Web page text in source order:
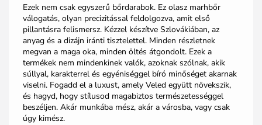
Ezek nem csak egyszerű bőrdarabok. Ez olasz marhbőr
válogatás, olyan precizitással feldolgozva, amit első
pillantásra felismersz. Kézzel készítve Szlovákiában, az
anyag és a dizájn iránti tisztelettel. Minden részletnek
megvan a maga oka, minden öltés átgondolt. Ezek a
termékek nem mindenkinek valók, azoknak szólnak, akik
súllyal, karakterrel és egyéniséggel bíró minőséget akarnak
viselni. Fogadd el a luxust, amely Veled együtt növekszik,
és hagyd, hogy stílusod magabiztos természetességgel
beszéljen. Akár munkába mész, akár a városba, vagy csak
úgy kimész.